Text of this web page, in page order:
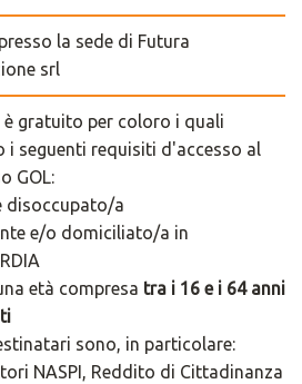
la sede di Futura
srl
è gratuito per coloro i quali
i seguenti requisiti d'accesso al
GOL:
disoccupato/a
e/o domiciliato/a in
età compresa tra i 16 e i 64 anni
sono, in particolare:
NASPI, Reddito di Cittadinanza